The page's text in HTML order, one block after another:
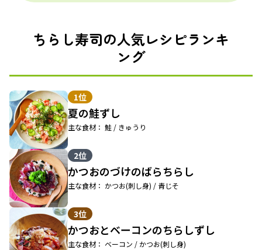
ちらし寿司の人気レシピランキ
ング
1位
夏の鮭ずし
主な食材： 鮭 / きゅうり
2位
かつおのづけのばらちらし
主な食材： かつお(刺し身) / 青じそ
3位
かつおとベーコンのちらしずし
主な食材： ベーコン / かつお(刺し身)